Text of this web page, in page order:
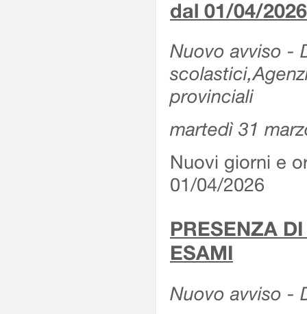
dal 01/04/2026
Nuovo avviso -
provinciali
martedì 31
Nuovi giorni e
01/04/2026
PRESENZA
ESAMI
Nuovo avviso -